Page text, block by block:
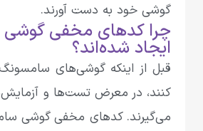
گوشی‌ خود به دست آورند.
چرا کدهای مخفی
ایجاد شده‌اند؟
قبل از اینکه گوشی‌های سامسونگ
کنند، در‌ معرض تست‌ها و
می‌گیرند. کدهای مخفی گوشی